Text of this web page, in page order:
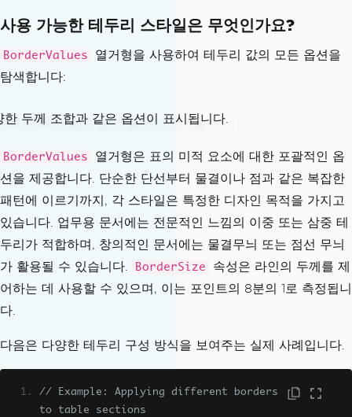
사용 가능한 테두리 스타일은 무엇인가요?
BorderValues
열거형을 사용하여 테두리 값의 모든 옵션을
탐색합니다:
BorderValues
열거형은 표의 미적 요소에 대한 포괄적인 옵
션을 제공합니다. 단순한 단선부터 물결이나 점과 같은 복잡한
패턴에 이르기까지, 각 스타일은 특정한 디자인 목적을 가지고
있습니다. 업무용 문서에는 전문적인 느낌의 이중 또는 삼중 테
두리가 적합하며, 창의적인 문서에는 물결무늬 또는 점선 무늬
가 활용될 수 있습니다.
BorderSize
속성은 라인의 두께를 제
어하는 데 사용할 수 있으며, 이는 포인트의 8분의 1로 측정됩니
다.
다음은 다양한 테두리 구성 방식을 보여주는 실제 사례입니다.
// Example: Applying different borders
to table sections